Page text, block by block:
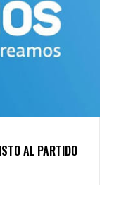
AL PARTIDO